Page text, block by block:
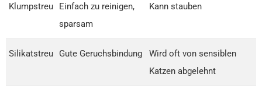
Klumpstreu
Einfach zu reinigen,
sparsam
Kann stauben
Silikatstreu Gute Geruchsbindung
Wird oft von sensiblen
Katzen abgelehnt